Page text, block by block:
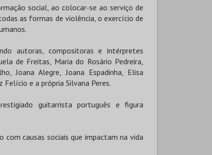
social, ao colocar-se ao serviço de
as formas de violência, o exercício de
autoras, compositoras e intérpretes
de Freitas, Maria do Rosário Pedreira,
Joana Alegre, Joana Espadinha, Elisa
Felício e a própria Silvana Peres.
guitarrista português e figura
causas sociais que impactam na vida